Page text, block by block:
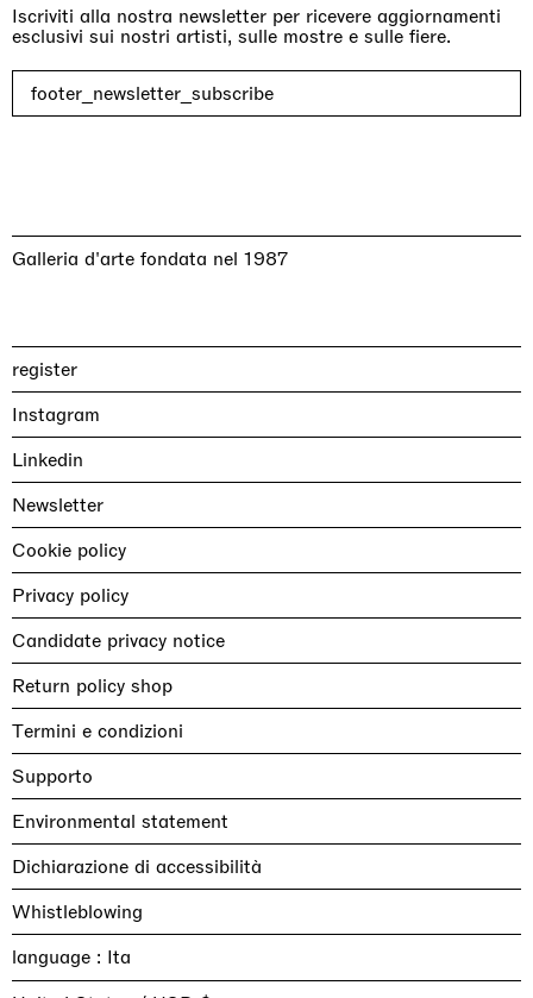
Iscriviti alla nostra newsletter per ricevere aggiornamenti
esclusivi sui nostri artisti, sulle mostre e sulle fiere.
footer_newsletter_subscribe
Galleria d'arte fondata nel 1987
register
Instagram
Linkedin
Newsletter
Cookie policy
Privacy policy
Candidate privacy notice
Return policy shop
Termini e condizioni
Supporto
Environmental statement
Dichiarazione di accessibilità
Whistleblowing
language :